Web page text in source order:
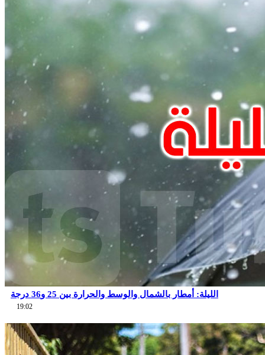
الليلة: أمطار بالشمال والوسط والحرارة بين 25 و36 درجة
19:02